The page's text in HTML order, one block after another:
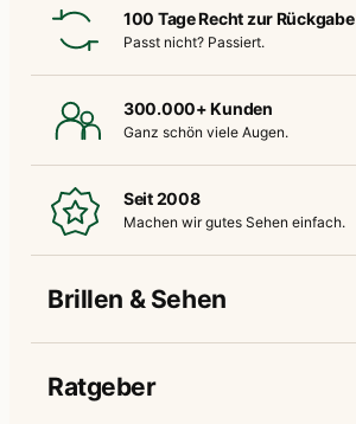
100 Tage Recht zur Rückgabe
Passt nicht? Passiert.
300.000+ Kunden
Ganz schön viele Augen.
Seit 2008
Machen wir gutes Sehen einfach.
Brillen & Sehen
Ratgeber